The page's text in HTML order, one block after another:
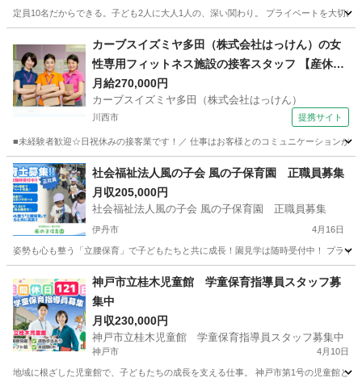
定員10名だからできる。子ども2人に大人1人の、深い関わり。 プライベートを大切
保育士 未経験
カーブスイズミヤ多田（株式会社はっけん）の女
性専用フィットネス施設の接客スタッフ 【産休・
育休取得実績あり】
月給270,000円
カーブスイズミヤ多田（株式会社はっけん）
川西市 提携サイト
■未経験者歓迎☆日祝休みの接客業です！／ 仕事はお客様とのコミュニケーションが
兵庫 川西市 インストラクター
社会福祉法人風の子会 風の子保育園 正職員募集
月収205,000円
社会福祉法人風の子会 風の子保育園 正職員募集
伊丹市 4月16日
姿勢も心も整う「立腰保育」で子どもたちと共に成長！園見学は随時受付中！ プラ
保育士 保育園
神戸市立桂木児童館 学童保育指導員スタッフ募
集中
月収230,000円
神戸市立桂木児童館 学童保育指導員スタッフ募集中
神戸市 4月10日
地域に根ざした児童館で、子どもたちの成長を支える仕事。 神戸市第1号の児童館と